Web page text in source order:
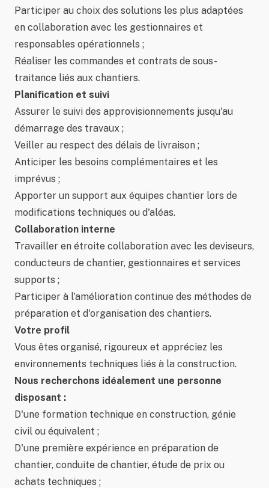
Participer au choix des solutions les plus adaptées
en collaboration avec les gestionnaires et
responsables opérationnels ;
Réaliser les commandes et contrats de sous-
traitance liés aux chantiers.
Planification et suivi
Assurer le suivi des approvisionnements jusqu'au
démarrage des travaux ;
Veiller au respect des délais de livraison ;
Anticiper les besoins complémentaires et les
imprévus ;
Apporter un support aux équipes chantier lors de
modifications techniques ou d'aléas.
Collaboration interne
Travailler en étroite collaboration avec les deviseurs,
conducteurs de chantier, gestionnaires et services
supports ;
Participer à l'amélioration continue des méthodes de
préparation et d'organisation des chantiers.
Votre profil
Vous êtes organisé, rigoureux et appréciez les
environnements techniques liés à la construction.
Nous recherchons idéalement une personne
disposant :
D'une formation technique en construction, génie
civil ou équivalent ;
D'une première expérience en préparation de
chantier, conduite de chantier, étude de prix ou
achats techniques ;